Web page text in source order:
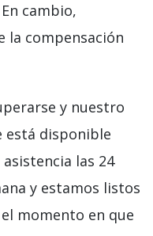
cambio,
la compensación
y nuestro
está disponible
las 24
y estamos listos
momento en que